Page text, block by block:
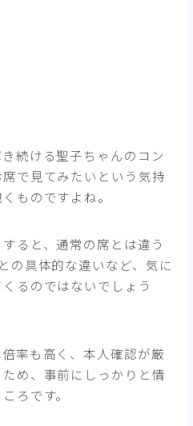
続ける聖子ちゃんのコン
で見てみたいという気持
ものですよね。
ると、通常の席とは違う
の具体的な違いなど、気に
るのではないでしょう
率も高く、本人確認が厳
め、事前にしっかりと情
ろです。